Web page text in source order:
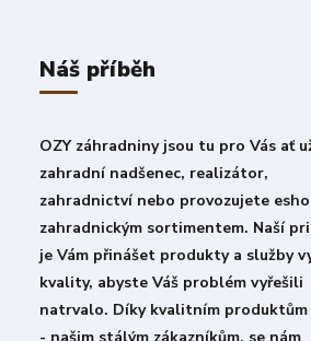
Náš příběh
OZY záhradniny jsou tu pro Vás ať
zahradní nadšenec, realizátor,
zahradnictví nebo provozujete
zahradnickým sortimentem. Naší
je Vám přinášet produkty a služby
kvality, abyste Váš problém vyřešili
natrvalo. Díky kvalitním produktům